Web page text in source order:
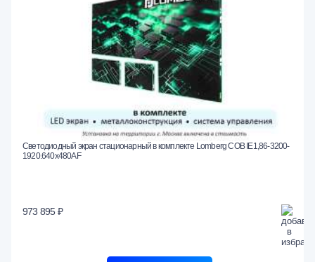
Светодиодный экран стационарный в комплекте Lomberg COB IE1,86-3200-
1920.640x480AF
973 895 ₽